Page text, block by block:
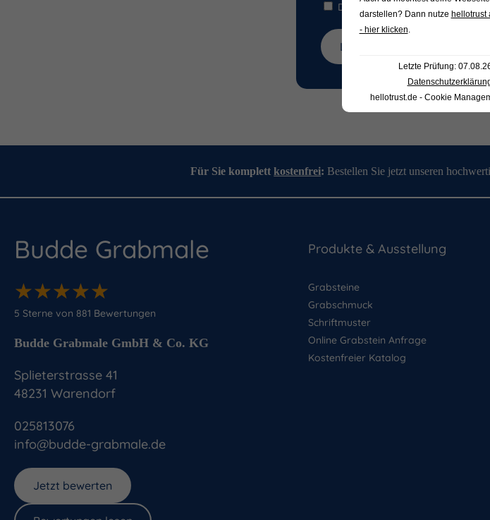
Die Hinweise zum
Für Sie komplettkostenfrei: Bestellen Sie jetzt unseren
Budde Grabmale
★★★★★
★★★★★
5 Sterne von 881 Bewertungen
Budde Grabmale GmbH & Co. KG
info@budde-grabmale.de
025813076
Splieterstrasse 41
48231 Warendorf
Jetzt bewerten
Produkte & Ausstellung
Grabsteine
Grabschmuck
Schriftmuster
Online Grabstein Anfrage
Kostenfreier Katalog
darstellen? Dann nutze hellotrust
- hier klicken
Letzte Prüfung:
hellotrust.de - Cookie